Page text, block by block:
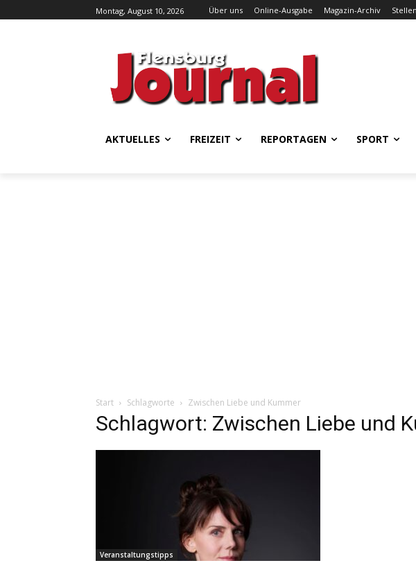
Montag, August 10, 2026 Über uns Online-Ausgabe Magazin-Archiv
AKTUELLES FREIZEIT REPORTAGEN SPORT
Start Schlagworte Zwischen Liebe und Kummer
Schlagwort: Zwischen Liebe und
Veranstaltungstipps